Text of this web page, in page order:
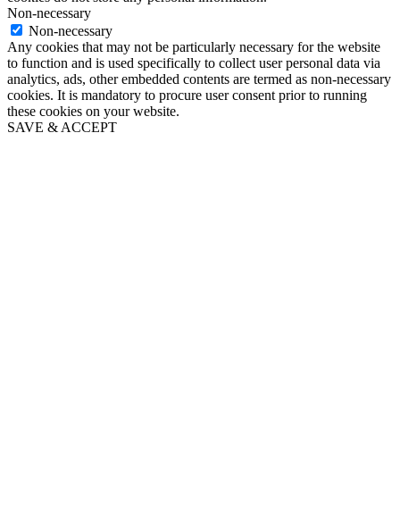
Non-necessary
Non-necessary
Any cookies that may not be particularly necessary for the website
to function and is used specifically to collect user personal data via
analytics, ads, other embedded contents are termed as non-necessary
cookies. It is mandatory to procure user consent prior to running
these cookies on your website.
SAVE & ACCEPT